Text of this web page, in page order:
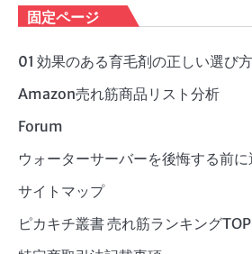
ゴ
リ
ー
固定ページ
01 効果のある育毛剤の正しい選び方
Amazon売れ筋商品リスト分析
Forum
ウォーターサーバーを後悔する前に
サイトマップ
ピカキチ叢書 売れ筋ランキング